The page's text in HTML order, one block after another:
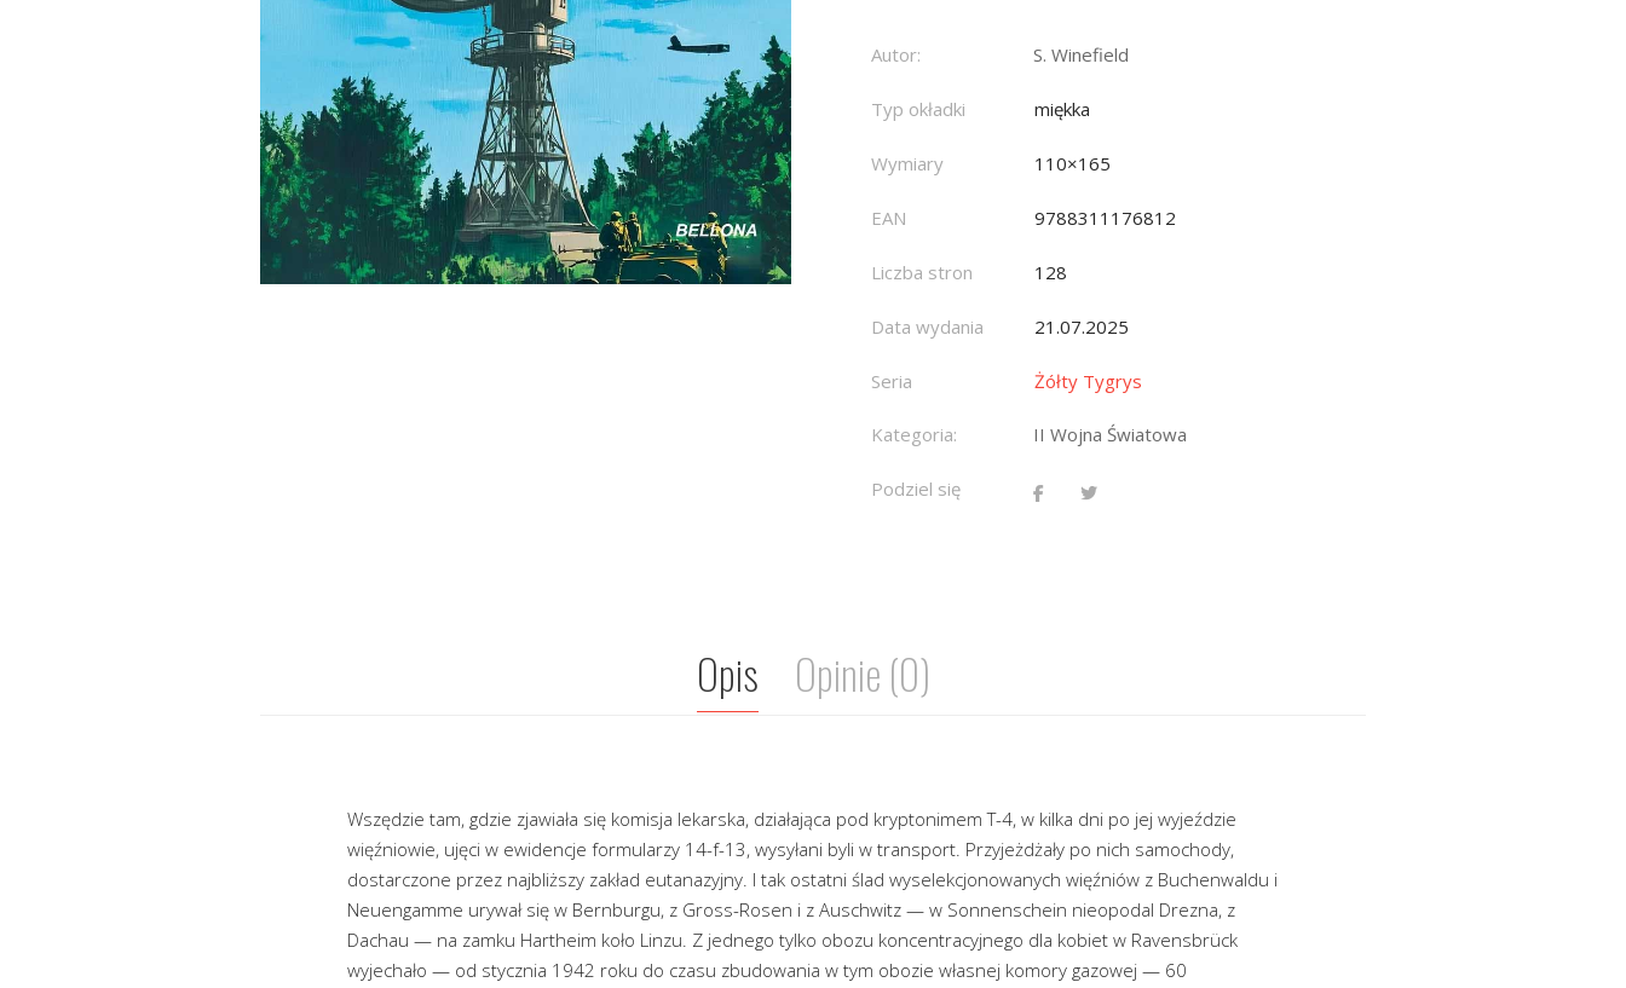
Autor: S. Winefield
Typ okładki miękka
Wymiary 110×165
EAN 9788311176812
Liczba stron 128
Data wydania 21.07.2025
Seria Żółty Tygrys
Kategoria: II Wojna Światowa
Podziel się
Opis Opinie (0)
Wszędzie tam, gdzie zjawiała się komisja lekarska, działająca pod kryptonimem T-4, w kilka dni po jej wyjeździe
więźniowie, ujęci w ewidencje formularzy 14-f-13, wysyłani byli w transport. Przyjeżdżały po nich samochody,
dostarczone przez najbliższy zakład eutanazyjny. I tak ostatni ślad wyselekcjonowanych więźniów z Buchenwaldu i
Neuengamme urywał się w Bernburgu, z Gross-Rosen i z Auschwitz — w Sonnenschein nieopodal Drezna, z
Dachau — na zamku Hartheim koło Linzu. Z jednego tylko obozu koncentracyjnego dla kobiet w Ravensbrück
wyjechało — od stycznia 1942 roku do czasu zbudowania w tym obozie własnej komory gazowej — 60